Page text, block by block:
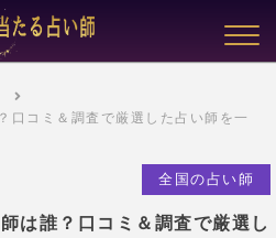
口コミ＆調査で厳選した占い師を一
全国の占い師
は誰？口コミ＆調査で厳選し